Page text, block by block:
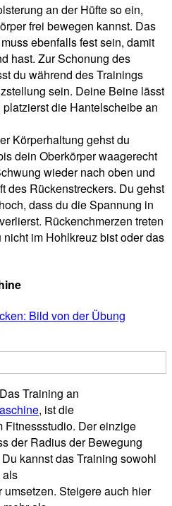
an der Hüfte so ein,
frei bewegen kannst. Das
ebenfalls fest sein, damit
hast. Zur Schonung des
du während des Trainings
sein. Deine Beine lässt
die Hantelscheibe an
Körperhaltung gehst du
dein Oberkörper waagerecht
wieder nach oben und
des Rückenstreckers. Du gehst
dass du die Spannung in
Rückenchmerzen treten
im Hohlkreuz bist oder das
Das Training an
, ist die
Fitnessstudio. Der einzige
der Radius der Bewegung
kannst das Training sowohl
als
Steigere auch hier